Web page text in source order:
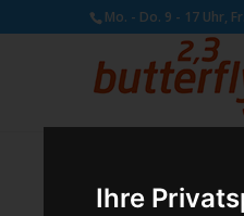
Ihre
Mo. - Do. 9 - 17 Uhr,